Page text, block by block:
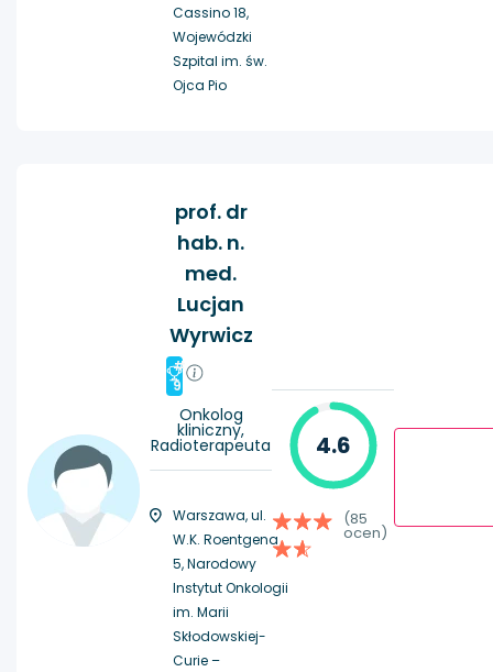
Cassino 18,
Wojewódzki
Szpital im. św.
Ojca Pio
prof. dr
hab. n.
med.
Lucjan
Wyrwicz
#
9
Onkolog
kliniczny,
Radioterapeuta
Warszawa, ul.
W.K. Roentgena
5, Narodowy
Instytut Onkologii
im. Marii
Skłodowskiej-
Curie –
4.6
(85
ocen)